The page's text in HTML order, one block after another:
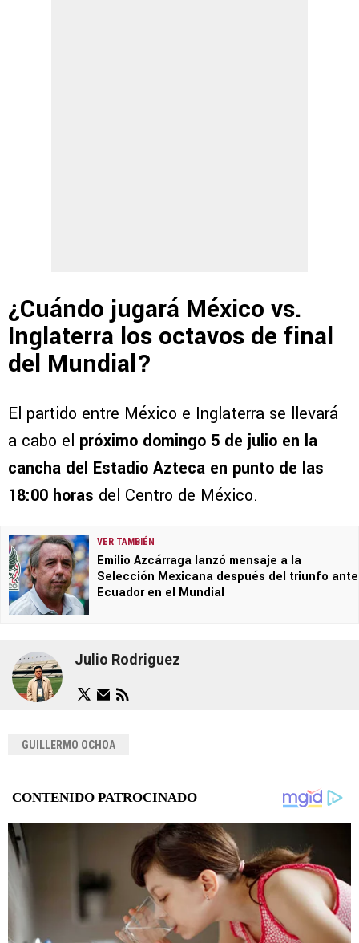
¿Cuándo jugará México vs.
Inglaterra los octavos de final
del Mundial?
El partido entre México e Inglaterra se llevará
a cabo el próximo domingo 5 de julio en la
cancha del Estadio Azteca en punto de las
18:00 horas del Centro de México.
VER TAMBIÉN
Emilio Azcárraga lanzó mensaje a la
Selección Mexicana después del triunfo ante
Ecuador en el Mundial
Julio Rodriguez
GUILLERMO OCHOA